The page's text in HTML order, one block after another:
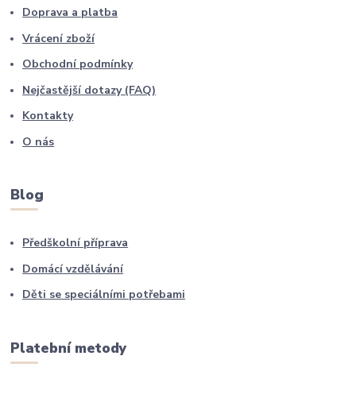
Doprava a platba
Vrácení zboží
Obchodní podmínky
Nejčastější dotazy (FAQ)
Kontakty
O nás
Blog
Předškolní příprava
Domácí vzdělávání
Děti se speciálními potřebami
Platební metody